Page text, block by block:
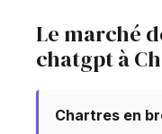
Le marché
chatgpt à
Chartres en